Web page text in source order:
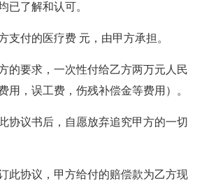
已了解和认可。
支付的医疗费 元，由甲方承担。
的要求，一次性付给乙方两万元人民
用，误工费，伤残补偿金等费用）。
协议书后，自愿放弃追究甲方的一切
此协议，甲方给付的赔偿款为乙方现